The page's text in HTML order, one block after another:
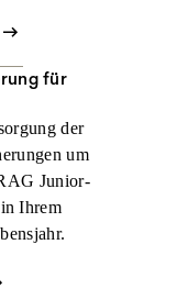
für
der
um
Junior-
Ihrem